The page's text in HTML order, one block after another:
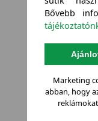
Bővebb
Marketing
abban, hogy